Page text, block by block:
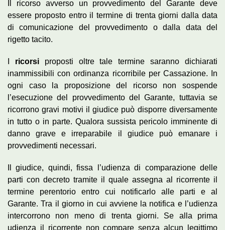
Il ricorso avverso un provvedimento del Garante deve
essere proposto entro il termine di trenta giorni dalla data
di comunicazione del provvedimento o dalla data del
rigetto tacito.
ricorsiproposti oltre tale termine saranno dichiarati
inammissibili con ordinanza ricorribile per Cassazione. In
ogni caso la proposizione del ricorso non sospende
l’esecuzione del provvedimento del Garante, tuttavia se
ricorrono gravi motivi il giudice può disporre diversamente
in tutto o in parte. Qualora sussista pericolo imminente di
danno grave e irreparabile il giudice può emanare i
provvedimenti necessari.
Il giudice, quindi, fissa l’udienza di comparazione delle
parti con decreto tramite il quale assegna al ricorrente il
termine perentorio entro cui notificarlo alle parti e al
Garante. Tra il giorno in cui avviene la notifica e l’udienza
intercorrono non meno di trenta giorni. Se alla prima
udienza il ricorrente non compare senza alcun legittimo